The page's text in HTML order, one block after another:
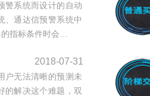
警系统而设计的自动
、通达信预警系统中
指标条件时会…
2018-07-31
户无法清晰的预测未
的解决这个难题，双